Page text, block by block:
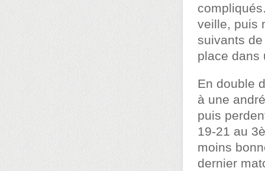
veille, puis
suivants
place dans
En double
à une
puis
19-21 au
moins
dernier